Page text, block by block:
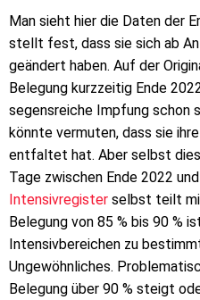
Man sieht hier die Daten der
stellt fest, dass sie sich ab
geändert haben. Auf der
Belegung kurzzeitig Ende
segensreiche Impfung schon
könnte vermuten, dass sie
entfaltet hat. Aber selbst
Tage zwischen Ende 2022
Intensivregister selbst teilt
Belegung von 85 % bis 90 %
Intensivbereichen zu
Ungewöhnliches.
Belegung über 90 % steigt